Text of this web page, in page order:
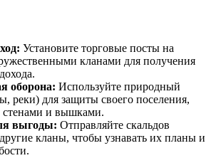
Установите торговые посты на
кланами для получения
оборона: Используйте природный
реки) для защиты своего поселения,
стенами и вышками.
выгоды: Отправляйте скальдов
кланы, чтобы узнавать их планы и